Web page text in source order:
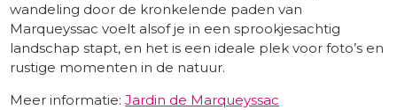
wandeling door de kronkelende paden van
Marqueyssac voelt alsof je in een sprookjesachtig
landschap stapt, en het is een ideale plek voor foto’s en
rustige momenten in de natuur.
Meer informatie:Jardin de Marqueyssac